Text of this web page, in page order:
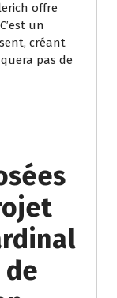
offre
un
créant
pas de